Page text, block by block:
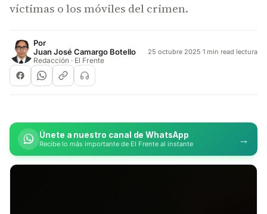
víctimas o los móviles del crimen.
Por
Juan José Camargo Botello
Redacción · El Frente
25 octubre 2025·1 min read lectura
Únete a nuestro canal de WhatsApp
Recibe lo más importante de El Frente al instante →